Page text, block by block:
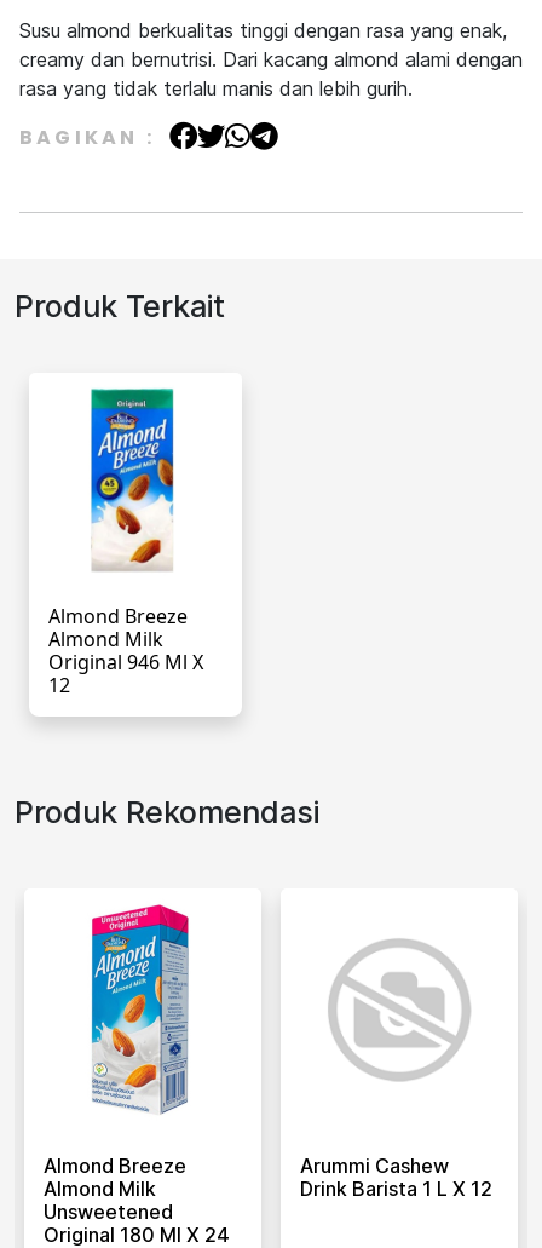
Susu almond berkualitas tinggi dengan rasa yang enak,
creamy dan bernutrisi. Dari kacang almond alami dengan
rasa yang tidak terlalu manis dan lebih gurih.
BAGIKAN :
Produk Terkait
Almond Breeze
Almond Milk
Original 946 Ml X
12
Produk Rekomendasi
Almond Breeze
Almond Milk
Unsweetened
Original 180 Ml X 24
Arummi Cashew
Drink Barista 1 L X 12